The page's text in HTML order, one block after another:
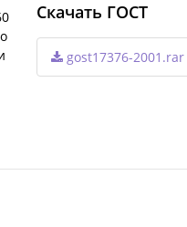
Скачать ГОСТ
gost17376-2001.rar